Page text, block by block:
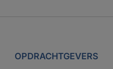
OPDRACHTGEVERS